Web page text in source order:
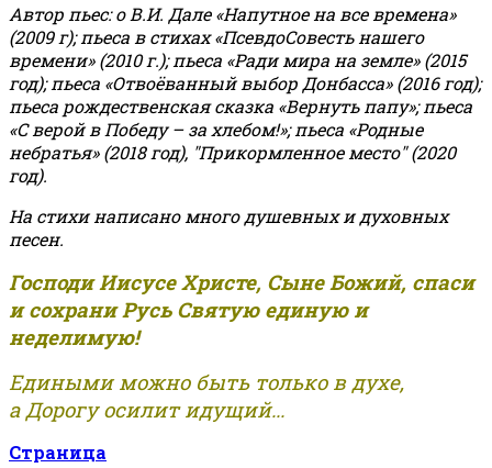
Автор пьес: о В.И. Дале «Напутное на все времена»
(2009 г); пьеса в стихах «ПсевдоСовесть нашего
времени» (2010 г.); пьеса «Ради мира на земле» (2015
год); пьеса «Отвоёванный выбор Донбасса» (2016 год);
пьеса рождественская сказка «Вернуть папу»; пьеса
«С верой в Победу – за хлебом!»;пьеса «Родные
небратья» (2018 год), "Прикормленное место" (2020
год).
На стихи написано много душевных и духовных
песен.
Господи Иисусе Христе, Сыне Божий, спаси
и сохрани Русь Святую единую и
неделимую!
Едиными можно быть только в духе,
а Дорогу осилит идущий...
Страница